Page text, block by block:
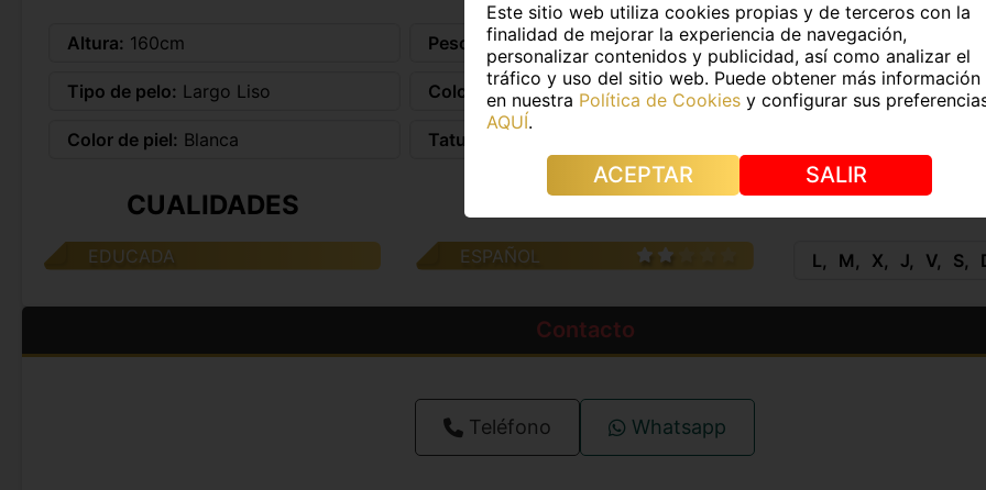
Altura: 160cm Peso: 60Kg Medidas: 80/65/90
Tipo de pelo: Largo Liso Color de pelo: Castaño Color de ojos: Castaños
Color de piel: Blanca Tatuajes:
CUALIDADES
EDUCADA
IDIOMAS
ESPAÑOL L M X J V S
Contacto
Teléfono Whatsapp
Este sitio web utiliza cookies propias y de terceros con la
finalidad de mejorar la experiencia de navegación,
personalizar contenidos y publicidad, así como analizar el
tráfico y uso del sitio web. Puede obtener más información
en nuestra Política de Cookies y configurar sus
AQUÍ.
ACEPTAR SALIR